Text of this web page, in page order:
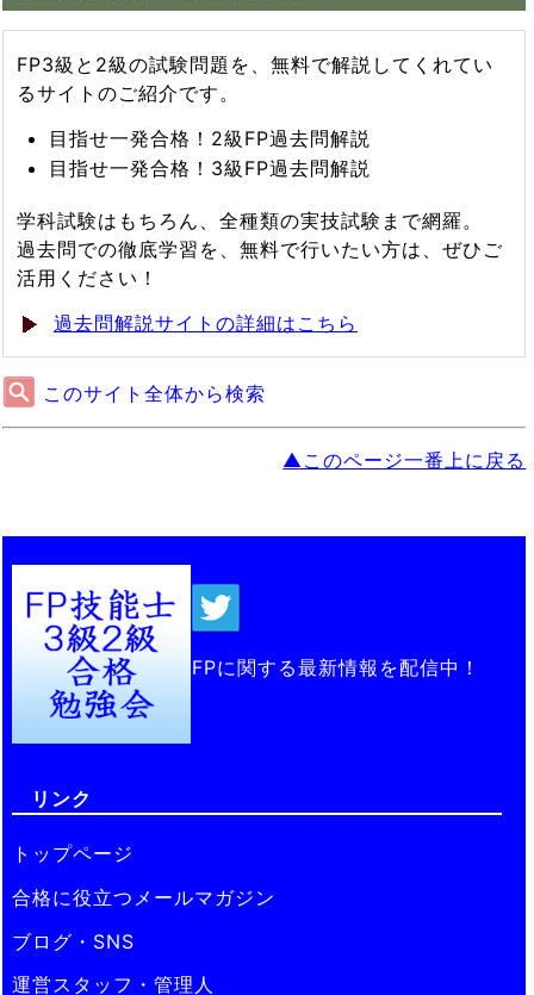
FP3級と2級の試験問題を、無料で解説してくれてい
るサイトのご紹介です。
目指せ一発合格！2級FP過去問解説
目指せ一発合格！3級FP過去問解説
学科試験はもちろん、全種類の実技試験まで網羅。
過去問での徹底学習を、無料で行いたい方は、ぜひご
活用ください！
過去問解説サイトの詳細はこちら
このサイト全体から検索
▲このページ一番上に戻る
FPに関する最新情報を配信中！
リンク
トップページ
合格に役立つメールマガジン
ブログ・SNS
運営スタッフ・管理人